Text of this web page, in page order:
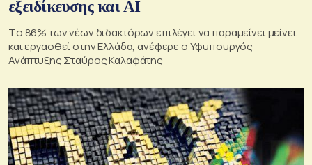
εξειδίκευσης και AI
Tο 86% των νέων διδακτόρων επιλέγει να παραμείνει μείνει
και εργασθεί στην Ελλάδα, ανέφερε ο Υφυπουργός
Ανάπτυξης Σταύρος Καλαφάτης